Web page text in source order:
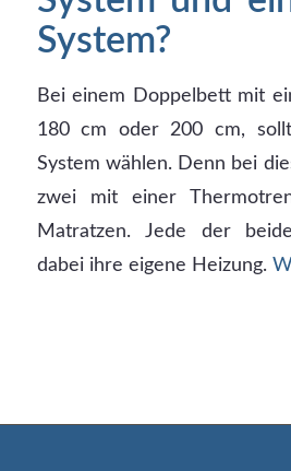
System?
Bei einem Doppelbett mit
180 cm oder 200 cm,
System wählen. Denn bei
zwei mit einer
Matratzen. Jede der
dabei ihre eigene Heizung.